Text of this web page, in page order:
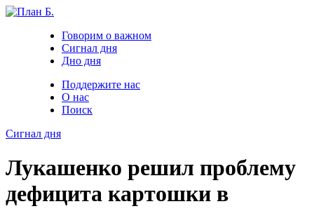
Говорим о важном
Сигнал дня
Дно дня
Поддержите нас
О нас
Поиск
Сигнал дня
Лукашенко решил проблему
дефицита картошки в